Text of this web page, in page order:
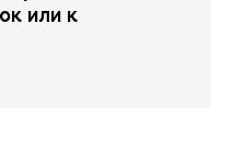
или к